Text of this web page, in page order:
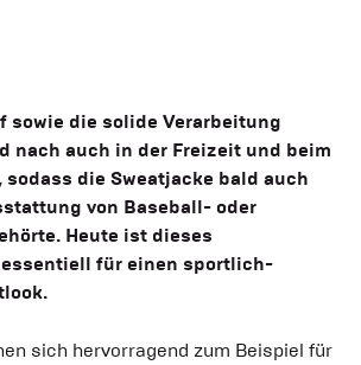
sowie die solide Verarbeitung
nach auch in der Freizeit und beim
die Sweatjacke bald auch
von Baseball- oder
Heute ist dieses
für einen sportlich-
sich hervorragend zum Beispiel für